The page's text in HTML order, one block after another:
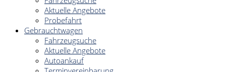
Aktuelle Angebote
Probefahrt
Gebrauchtwagen
Fahrzeugsuche
Aktuelle Angebote
Autoankauf